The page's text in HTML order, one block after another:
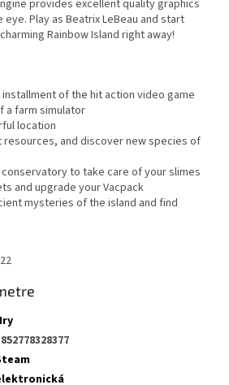
provides excellent quality graphics
Play as Beatrix LeBeau and start
Rainbow Island right away!
of the hit action video game
a farm simulator
location
resources, and discover new species of
to take care of your slimes
and upgrade your Vacpack
mysteries of the island and find